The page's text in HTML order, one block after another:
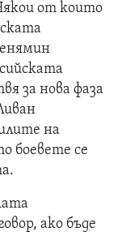
от които
за нова фаза
на
боевете се
ако бъде